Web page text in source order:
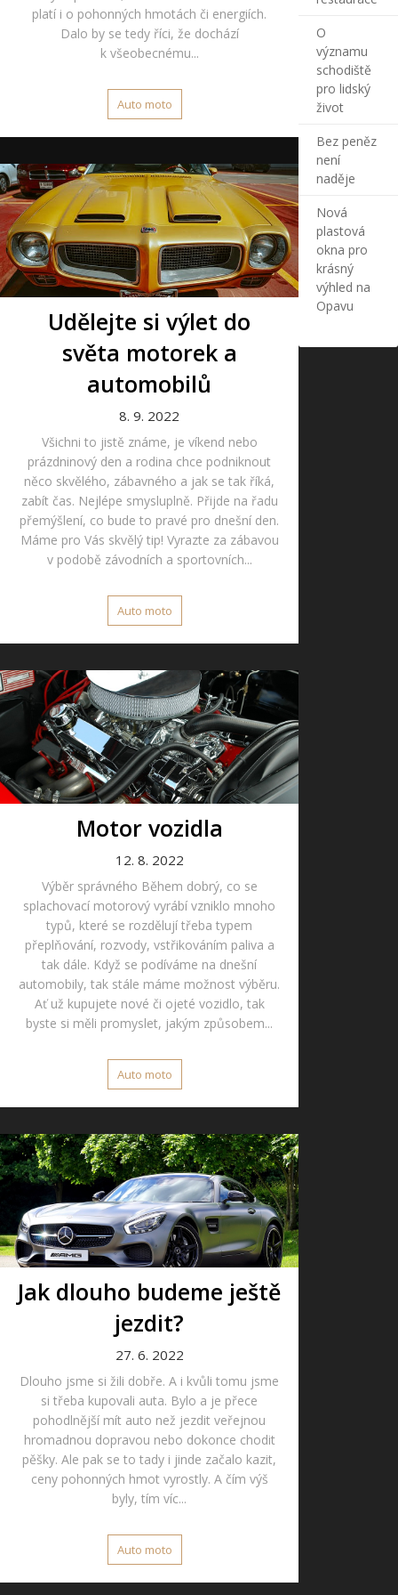
platí i o pohonných hmotách či energiích.
Dalo by se tedy říci, že dochází
k všeobecnému...
Auto moto
Udělejte si výlet do
světa motorek a
automobilů
8. 9. 2022
Všichni to jistě známe, je víkend nebo
prázdninový den a rodina chce podniknout
něco skvělého, zábavného a jak se tak říká,
zabít čas. Nejlépe smysluplně. Přijde na řadu
přemýšlení, co bude to pravé pro dnešní den.
Máme pro Vás skvělý tip! Vyrazte za zábavou
v podobě závodních a sportovních...
Auto moto
Motor vozidla
12. 8. 2022
Výběr správného Během dobrý, co se
splachovací motorový vyrábí vzniklo mnoho
typů, které se rozdělují třeba typem
přeplňování, rozvody, vstřikováním paliva a
tak dále. Když se podíváme na dnešní
automobily, tak stále máme možnost výběru.
Ať už kupujete nové či ojeté vozidlo, tak
byste si měli promyslet, jakým způsobem...
Auto moto
Jak dlouho budeme ještě
jezdit?
27. 6. 2022
Dlouho jsme si žili dobře. A i kvůli tomu jsme
si třeba kupovali auta. Bylo a je přece
pohodlnější mít auto než jezdit veřejnou
hromadnou dopravou nebo dokonce chodit
pěšky. Ale pak se to tady i jinde začalo kazit,
ceny pohonných hmot vyrostly. A čím výš
byly, tím víc...
Auto moto
O
významu
schodiště
pro lidský
život
Bez peněz
není
naděje
Nová
plastová
okna pro
krásný
výhled na
Opavu